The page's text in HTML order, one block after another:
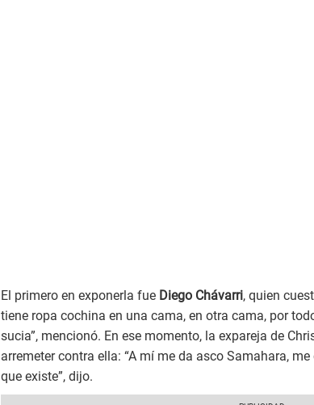
El primero en exponerla fue Diego Chávarri, quien
tiene ropa cochina en una cama, en otra cama, por
sucia”, mencionó. En ese momento, la expareja de
arremeter contra ella: “A mí me da asco Samahara,
que existe”, dijo.